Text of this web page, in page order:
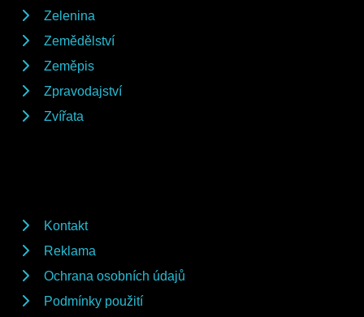
Zelenina
Zemědělství
Zeměpis
Zpravodajství
Zvířata
Kontakt
Reklama
Ochrana osobních údajů
Podmínky použití